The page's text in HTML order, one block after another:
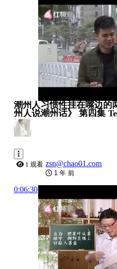
潮州人习惯性挂在嘴边的
州人
1 观看 zsn@chao01.com
1 年 前
0:06:30